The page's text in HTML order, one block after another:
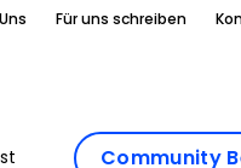
Für uns schreiben
Community